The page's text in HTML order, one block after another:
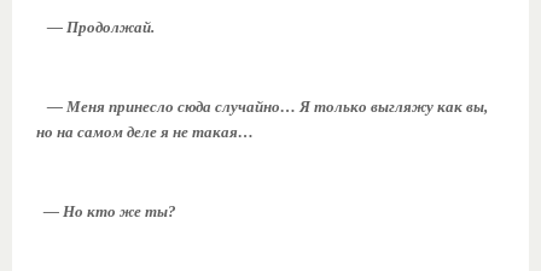
— Продолжай.
— Меня принесло сюда случайно… Я только выгляжу как вы,
но на самом деле я не такая…
— Но кто же ты?